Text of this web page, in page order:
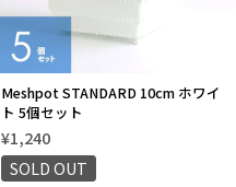
Meshpot STANDARD 10cm ホワイ
ト 5個セット
¥1,240
SOLD OUT